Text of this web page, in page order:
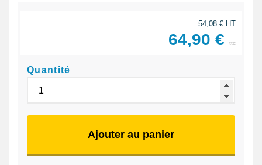
54,08 € HT
64,90 € ttc
Quantité
Ajouter au panier